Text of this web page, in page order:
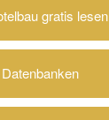
gratis lesen
Datenbanken